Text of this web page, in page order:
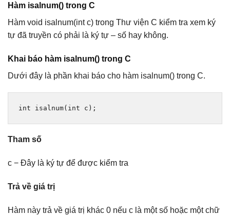
Hàm isalnum() trong C
Hàm void isalnum(int c) trong Thư viện C kiểm tra xem ký
tự đã truyền có phải là ký tự – số hay không.
Khai báo hàm isalnum() trong C
Dưới đây là phần khai báo cho hàm isalnum() trong C.
int isalnum( int c );
Tham số
c − Đây là ký tự để được kiểm tra
Trả về giá trị
Hàm này trả về giá trị khác 0 nếu c là một số hoặc một chữ